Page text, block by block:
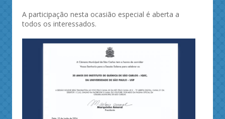
A participação nesta ocasião especial é aberta a
todos os interessados.